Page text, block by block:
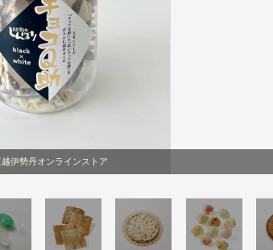
伊勢丹オンラインストア